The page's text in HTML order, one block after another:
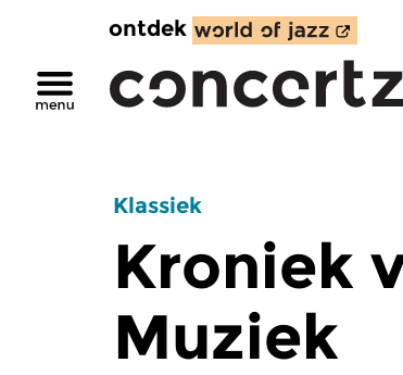
ontdek
Klassiek
Kroniek
Muziek